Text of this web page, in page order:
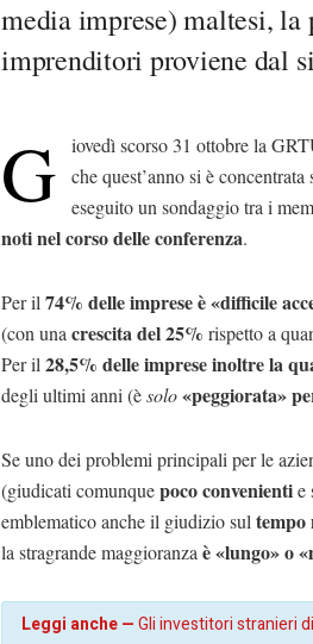
media imprese) maltesi,
imprenditori proviene dal
G iovedì scorso 31 ottobre la
che quest’anno si è concentrata
eseguito un sondaggio tra i
noti nel corso delle conferenza.
Per il 74% delle imprese è «difficile
(con una crescita del 25% rispetto a
Per il 28,5% delle imprese inoltre la
degli ultimi anni (èsolo«peggiorata»
Se uno dei problemi principali per le
(giudicati comunquepoco convenientie
emblematico anche il giudizio sul tempo
la stragrande maggioranza è «lungo» o
Leggi anche —Gli investitori stranieri